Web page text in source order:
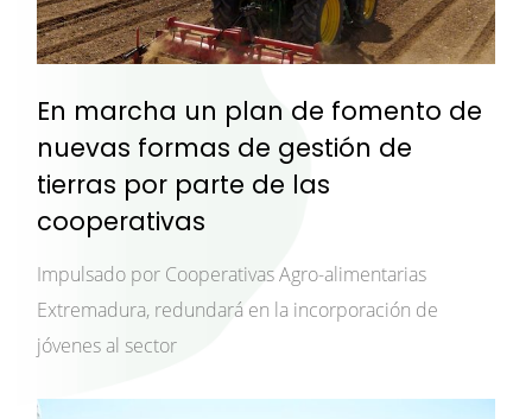
En marcha un plan de fomento de
nuevas formas de gestión de
tierras por parte de las
cooperativas
Impulsado por Cooperativas Agro-alimentarias
Extremadura, redundará en la incorporación de
jóvenes al sector